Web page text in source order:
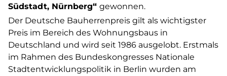
Südstadt, Nürnberg“ gewonnen.
Der Deutsche Bauherrenpreis gilt als wichtigster
Preis im Bereich des Wohnungsbaus in
Deutschland und wird seit 1986 ausgelobt. Erstmals
im Rahmen des Bundeskongresses Nationale
Stadtentwicklungspolitik in Berlin wurden am